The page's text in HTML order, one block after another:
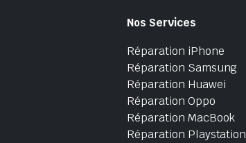
Nos Services
Réparation iPhone
Réparation Samsung
Réparation Huawei
Réparation Oppo
Réparation MacBook
Réparation Playstation